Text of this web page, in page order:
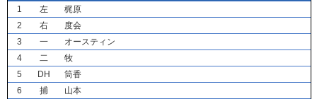
1 左
梶原
2
右
度会
3
一
オースティン
4
二
牧
5
DH
筒香
6
捕
山本